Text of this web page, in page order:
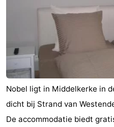
Nobel ligt in Middelkerke in
dicht bij Strand van
De accommodatie biedt